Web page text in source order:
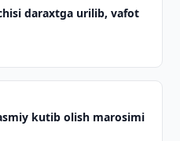
daraxtga urilib, vafot
kutib olish marosimi